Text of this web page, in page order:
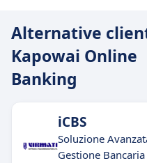
Alternative
Kapowai Online
Banking
iCBS
Soluzione
Gestione Bancaria